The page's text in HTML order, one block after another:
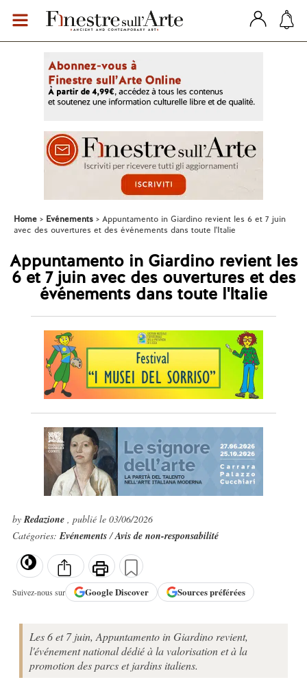
Home Evénements
Appuntamento in Giardino revient les 6 et 7 juin
avec des ouvertures et des événements dans toute l'Italie
Appuntamento in Giardino revient les
6 et 7 juin avec des ouvertures et des
événements dans toute l'Italie
byRedazione , publié le 03/06/2026
Catégories:Evénements/Avis de non-responsabilité
Suivez-nous sur GoogleDiscover Sources préférées
Les 6 et 7 juin, Appuntamento in Giardino revient,
l'événement national dédié à la valorisation et à la
promotion des parcs et jardins italiens.